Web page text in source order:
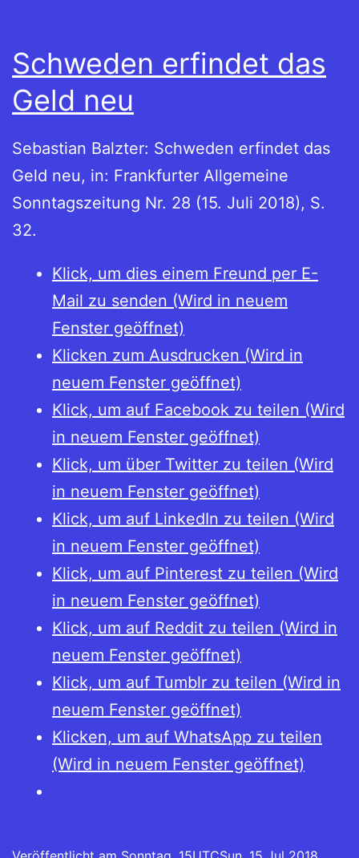
Schweden erfindet das
Geld neu
Sebastian Balzter: Schweden erfindet das
Geld neu, in: Frankfurter Allgemeine
Sonntagszeitung Nr. 28 (15. Juli 2018), S.
32.
Klick, um dies einem Freund per E-
Mail zu senden (Wird in neuem
Fenster geöffnet)
Klicken zum Ausdrucken (Wird in
neuem Fenster geöffnet)
Klick, um auf Facebook zu teilen (Wird
in neuem Fenster geöffnet)
Klick, um über Twitter zu teilen (Wird
in neuem Fenster geöffnet)
Klick, um auf LinkedIn zu teilen (Wird
in neuem Fenster geöffnet)
Klick, um auf Pinterest zu teilen (Wird
in neuem Fenster geöffnet)
Klick, um auf Reddit zu teilen (Wird in
neuem Fenster geöffnet)
Klick, um auf Tumblr zu teilen (Wird in
neuem Fenster geöffnet)
Klicken, um auf WhatsApp zu teilen
(Wird in neuem Fenster geöffnet)